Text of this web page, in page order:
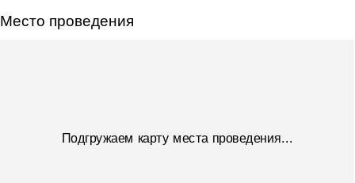
Место проведения
Подгружаем карту места проведения...